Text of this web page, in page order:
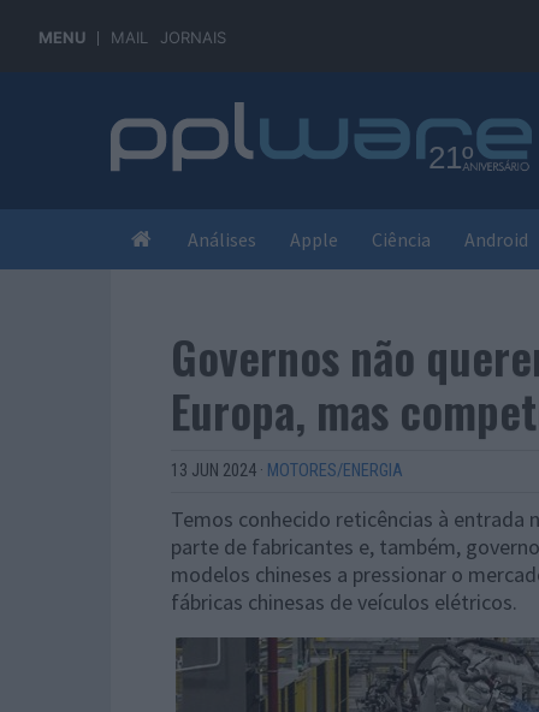
MENU MAIL JORNAIS
Análises Apple Ciência Android
Governos não
Europa, mas
13 JUN 2024 · MOTORES/ENERGIA
Temos conhecido reticências à entrada
parte de fabricantes e, também,
modelos chineses a pressionar o
fábricas chinesas de veículos elétricos.